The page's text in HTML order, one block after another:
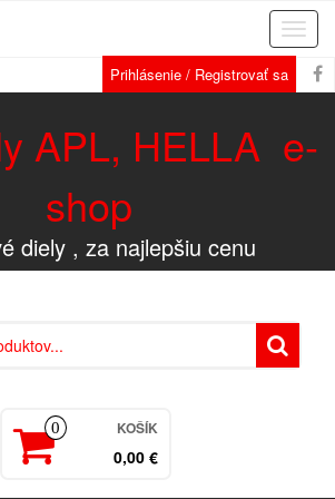
Prihlásenie / Registrovať sa
APL, HELLA e-
shop
diely , za najlepšiu cenu
0 KOŠÍK
0,00 €